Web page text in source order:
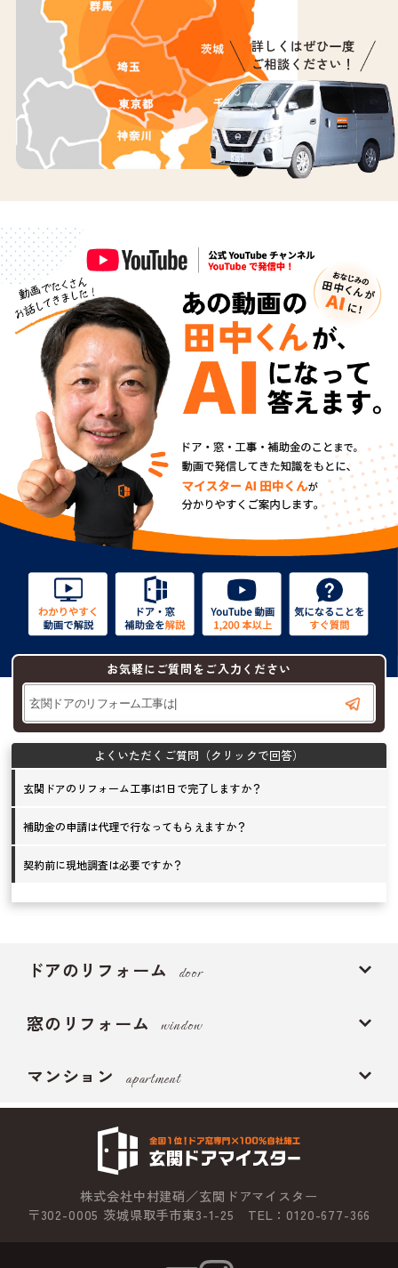
お気軽にご質問をご入力ください
玄関ドアのリフォーム工事は1日で完了しますか？
補助金の申請は代理で行なってもらえますか？
契約前に現地調査は必要ですか？
ドアのリフォーム door
窓のリフォーム window
マンション apartment
株式会社中村建硝／玄関ドアマイスター
〒302-0005 茨城県取手市東3-1-25 TEL：0120-677-366